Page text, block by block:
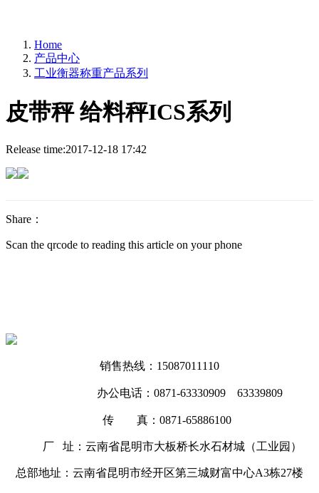
Home
产品中心
工业衡器称重产品系列
皮带秤 给料秤ICS系列
Release time:2017-12-18 17:42
Share：
Scan the qrcode to reading this article on your phone
销售热线：15087011110
办公电话：0871-63330909 63339809
传 真：0871-65886100
厂 址：云南省昆明市大板桥长水石材城（工业园）
总部地址：云南省昆明市经开区第三城财富中心A3栋27楼